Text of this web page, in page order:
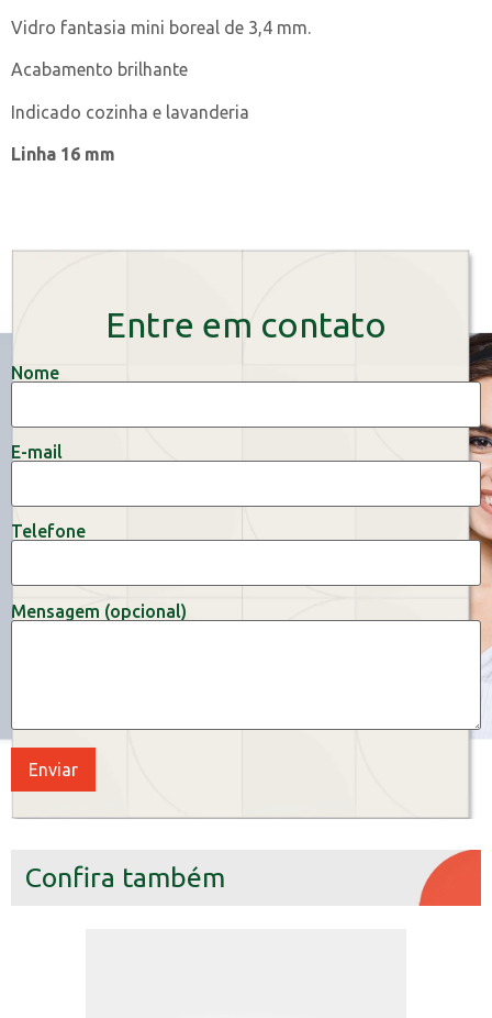
Vidro fantasia mini boreal de 3,4 mm.
Acabamento brilhante
Indicado cozinha e lavanderia
Linha 16 mm
Entre em contato
Nome
E-mail
Telefone
Mensagem (opcional)
Confira também